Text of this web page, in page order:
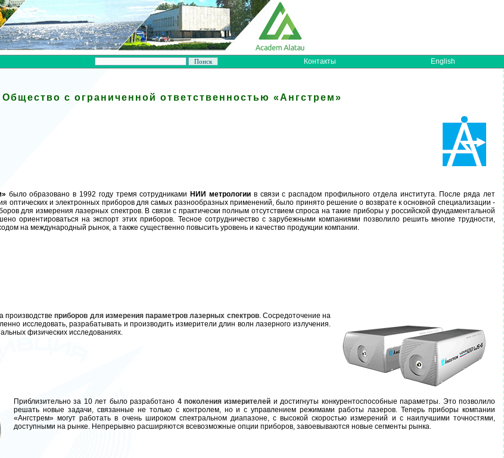
Контакты English
Общество с ограниченной ответственностью «Ангстрем»
было образовано в 1992 году тремя сотрудниками НИИ метрологии в связи с распадом профильного отдела института. После ряда лет
оптических и электронных приборов для самых разнообразных применений, было принято решение о возврате к основной специализации -
для измерения лазерных спектров. В связи с практически полным отсутствием спроса на такие приборы у российской фундаментальной
ориентироваться на экспорт этих приборов. Тесное сотрудничество с зарубежными компаниями позволило решить многие трудности,
на международный рынок, а также существенно повысить уровень и качество продукции компании.
производствеприборов для измерения параметров лазерных спектров. Сосредоточение на
исследовать, разрабатывать и производить измерители длин волн лазерного излучения.
физических исследованиях.
Приблизительно за 10 лет было разработано 4 поколения измерителей и достигнуты конкурентоспособные параметры. Это позволило
решать новые задачи, связанные не только с контролем, но и с управлением режимами работы лазеров. Теперь приборы компании
«Ангстрем» могут работать в очень широком спектральном диапазоне, с высокой скоростью измерений и с наилучшими точностями,
доступными на рынке. Непрерывно расширяются всевозможные опции приборов, завоевываются новые сегменты рынка.